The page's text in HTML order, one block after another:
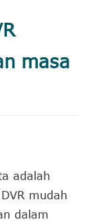
masa
adalah
mudah
dalam